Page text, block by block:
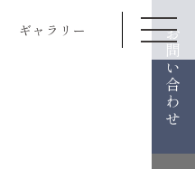
ギャラリー お問い合わせ